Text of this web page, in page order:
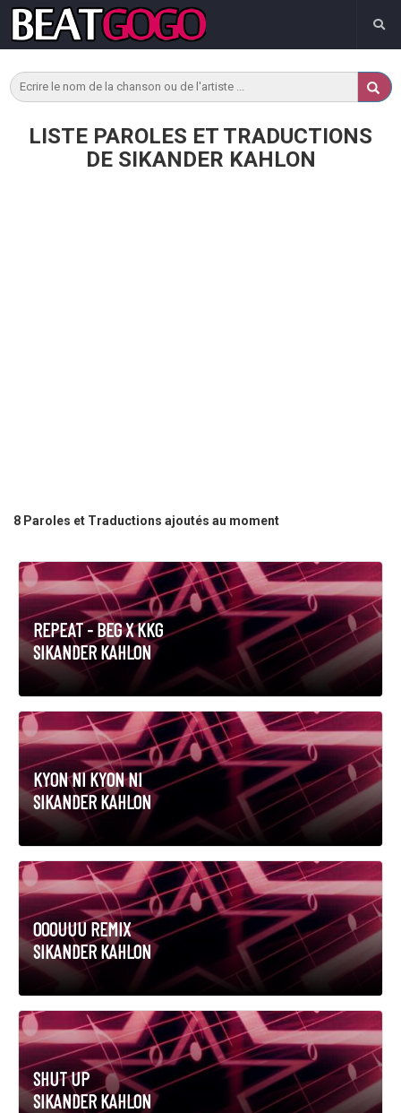
LISTE PAROLES ET TRADUCTIONS
DE SIKANDER KAHLON
8 Paroles et Traductions ajoutés au moment
REPEAT - BEG X KKG
SIKANDER KAHLON
KYON NI KYON NI
SIKANDER KAHLON
OOOUUU REMIX
SIKANDER KAHLON
SHUT UP
SIKANDER KAHLON